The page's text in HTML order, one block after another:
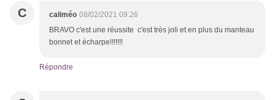
C caliméo 08/02/2021 09:26
BRAVO c'est une réussite c'est très joli et en plus du manteau
bonnet et écharpe!!!!!!!
Répondre